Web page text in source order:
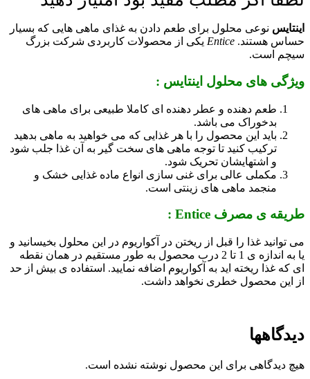
اینتایس نوعی محلول برای طعم دادن به غذای ماهی هایی که بسیار
حساس هستند. Entice یکی از محصولات کاربردی شرکت بزرگ
سیچم است.
ویژگی های محلول اینتایس :
طعم دهنده و عطر دهنده ای کاملا طبیعی برای ماهی های
بدخوراک می باشد.
باید این محصول را با هر غذایی که می خواهید به ماهی بدهید
ترکیب کنید تا توجه ماهی های سخت گیر به آن غذا جلب شود
و اشتهایشان تحریک شود.
مکملی عالی برای غنی سازی انواع ماده غذایی خشک و
منجمد ماهی های زینتی است.
طریقه ی مصرف Entice :
می توانید غذا را قبل از ریختن در آکواریوم در این محلول بخیسانید و
یا به اندازه ی 1 تا 2 درب محصول به طور مستقیم در همان نقطه
ای که غذا ریخته اید به آکواریوم اضافه نمایید. استفاده ی بیش از حد
از این محصول خطری نخواهد داشت.
دیدگاهها
هیچ دیدگاهی برای این محصول نوشته نشده است.